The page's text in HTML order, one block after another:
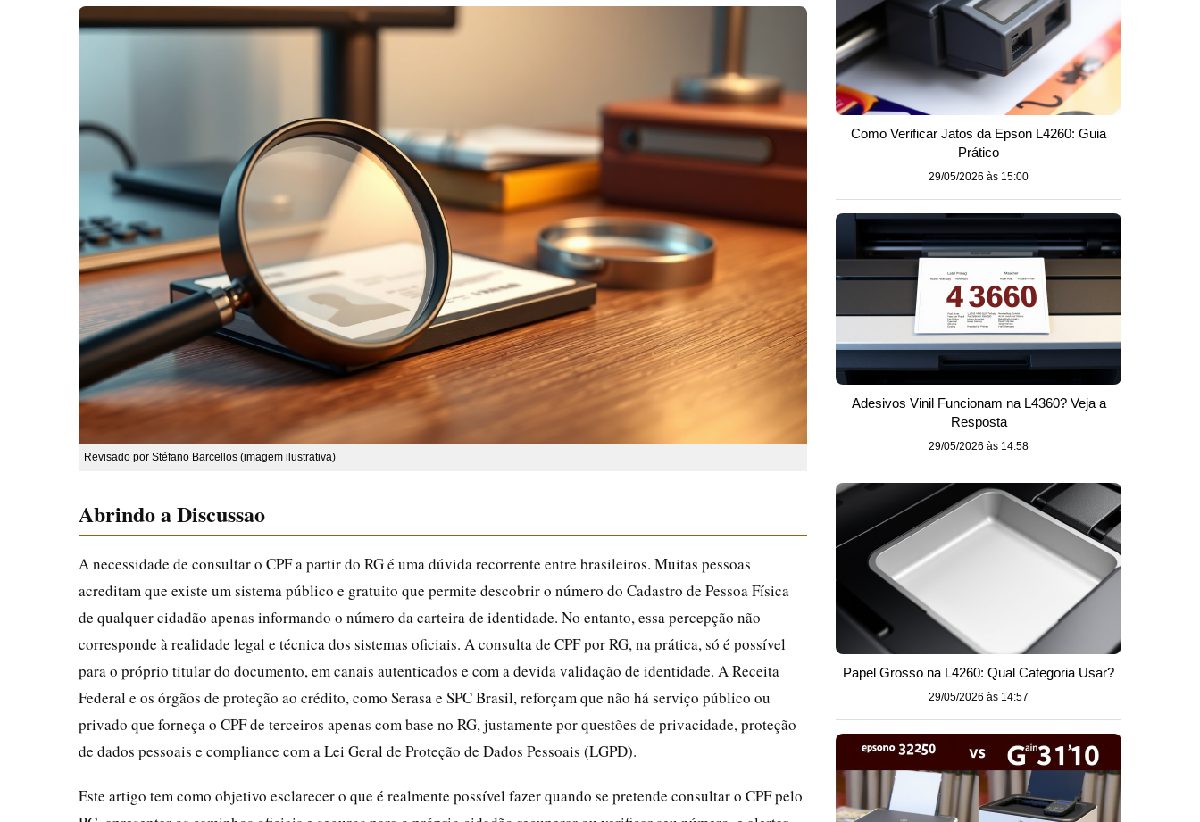
Revisado por Stéfano Barcellos (imagem ilustrativa)
Abrindo a Discussao
A necessidade de consultar o CPF a partir do RG é uma dúvida recorrente entre brasileiros. Muitas pessoas
acreditam que existe um sistema público e gratuito que permite descobrir o número do Cadastro de Pessoa Física
de qualquer cidadão apenas informando o número da carteira de identidade. No entanto, essa percepção não
corresponde à realidade legal e técnica dos sistemas oficiais. A consulta de CPF por RG, na prática, só é possível
para o próprio titular do documento, em canais autenticados e com a devida validação de identidade. A Receita
Federal e os órgãos de proteção ao crédito, como Serasa e SPC Brasil, reforçam que não há serviço público ou
privado que forneça o CPF de terceiros apenas com base no RG, justamente por questões de privacidade, proteção
de dados pessoais e compliance com a Lei Geral de Proteção de Dados Pessoais (LGPD).
Este artigo tem como objetivo esclarecer o que é realmente possível fazer quando se pretende consultar o CPF pelo
Como Verificar Jatos da Epson L4260: Guia
Prático
29/05/2026 às 15:00
Adesivos Vinil Funcionam na L4360? Veja a
Resposta
29/05/2026 às 14:58
Papel Grosso na L4260: Qual Categoria Usar?
29/05/2026 às 14:57